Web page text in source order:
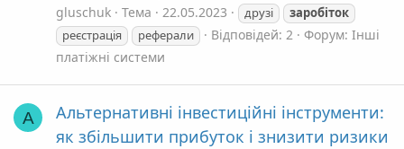
gluschuk
Тема 22.05.2023 друзі
заробіток
реєстрація
реферали Відповідей: 2 Форум: Інші
платіжні системи
A
Альтернативні інвестиційні інструменти:
як збільшити прибуток і знизити ризики